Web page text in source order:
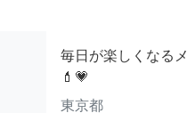
毎日が楽しくなる
💄💗
東京都